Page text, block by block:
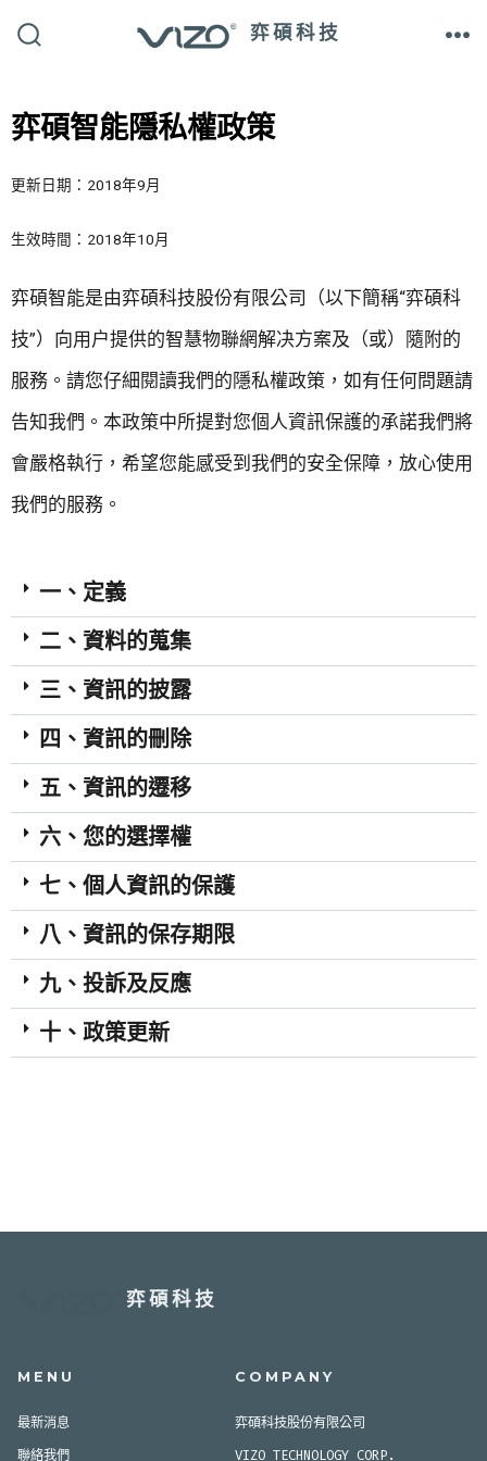
弈碩科技
弈碩智能隱私權政策
更新日期：2018年9月
生效時間：2018年10月
弈碩智能是由弈碩科技股份有限公司（以下簡稱“弈碩科
技”）向用户提供的智慧物聯網解决方案及（或）隨附的
服務。請您仔細閱讀我們的隱私權政策，如有任何問題請
告知我們。本政策中所提對您個人資訊保護的承諾我們將
會嚴格執行，希望您能感受到我們的安全保障，放心使用
我們的服務。
一、定義
二、資料的蒐集
三、資訊的披露
四、資訊的刪除
五、資訊的遷移
六、您的選擇權
七、個人資訊的保護
八、資訊的保存期限
九、投訴及反應
十、政策更新
弈碩科技
MENU
最新消息
聯絡我們
COMPANY
弈碩科技股份有限公司
VIZO TECHNOLOGY CORP.